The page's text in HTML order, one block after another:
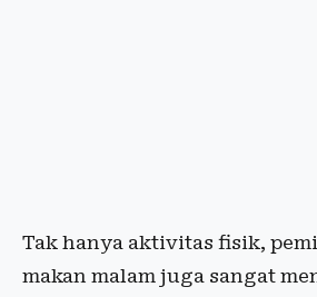
Tak hanya aktivitas fisik,
makan malam juga sangat